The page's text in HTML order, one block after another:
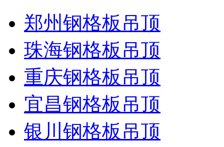
郑州钢格板吊顶
珠海钢格板吊顶
重庆钢格板吊顶
宜昌钢格板吊顶
银川钢格板吊顶